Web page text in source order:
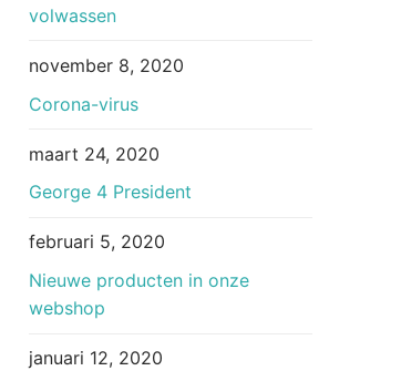
volwassen
november 8, 2020
Corona-virus
maart 24, 2020
George 4 President
februari 5, 2020
Nieuwe producten in onze
webshop
januari 12, 2020